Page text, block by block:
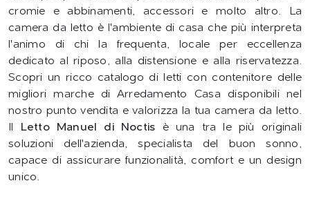
cromie e abbinamenti, accessori e molto altro. La
camera da letto è l'ambiente di casa che più interpreta
l'animo di chi la frequenta, locale per eccellenza
dedicato al riposo, alla distensione e alla riservatezza.
Scopri un ricco catalogo di letti con contenitore delle
migliori marche di Arredamento Casa disponibili nel
nostro punto vendita e valorizza la tua camera da letto.
Letto Manuel di Noctis è una tra le più originali
soluzioni dell'azienda, specialista del buon sonno,
capace di assicurare funzionalità, comfort e un design
unico.